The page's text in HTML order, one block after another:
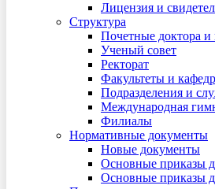
Лицензия и
Структура
Почетные доктора и
Ученый совет
Ректорат
Факультеты и
Подразделения и
Международная
Филиалы
Нормативные документы
Новые документы
Основные приказы
Основные приказы